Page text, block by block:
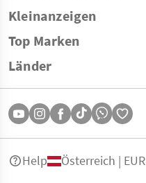
Kleinanzeigen
Top Marken
Länder
Help Österreich | EUR